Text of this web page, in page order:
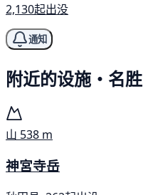
2,130起出没
通知
附近的设施・名胜
山 538 m
神宮寺岳